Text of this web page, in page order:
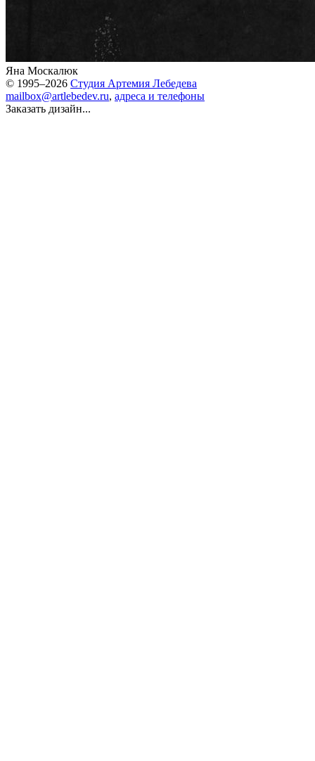
Яна Москалюк
© 1995–2026 Студия Артемия Лебедева
mailbox@artlebedev.ru, адреса и телефоны
Заказать дизайн...